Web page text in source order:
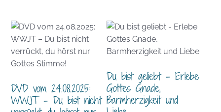
DVD vom 24.08.2025:
WWJT – Du bist nicht
Du bist geliebt – Erlebe
Gottes Gnade,
Barmherzigkeit und